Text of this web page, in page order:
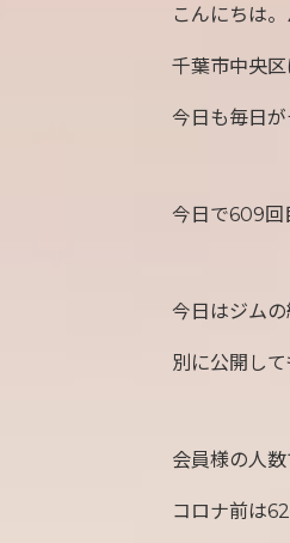
こんにちは
千葉市中央
今日も毎日
今日で609回
今日はジム
別に公開し
会員様の人
コロナ前は